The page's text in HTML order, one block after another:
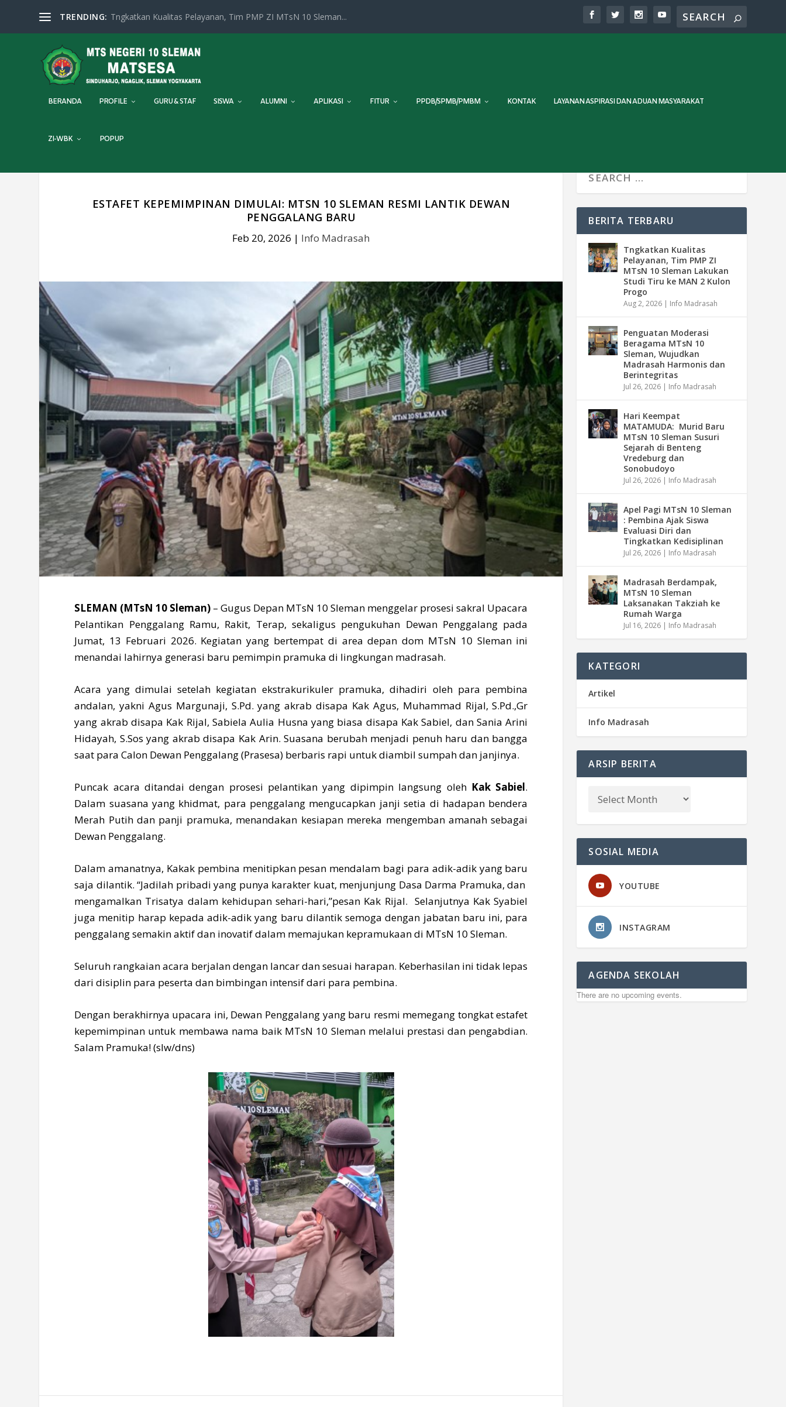
TRENDING: Tngkatkan Kualitas Pelayanan, Tim PMP ZI MTsN 10 Sleman...
BERANDA PROFILE GURU & STAF SISWA ALUMNI APLIKASI FITUR PPDB/SPMB/PMBM KONTAK LAYANAN ASPIRASI DAN ADUAN MASYARAKAT
ZI-WBK POPUP
ESTAFET KEPEMIMPINAN DIMULAI: MTSN 10 SLEMAN RESMI LANTIK DEWAN
PENGGALANG BARU
Feb 20, 2026 | Info Madrasah
SLEMAN (MTsN 10 Sleman) – Gugus Depan MTsN 10 Sleman menggelar prosesi sakral Upacara
Pelantikan Penggalang Ramu, Rakit, Terap, sekaligus pengukuhan Dewan Penggalang pada
Jumat, 13 Februari 2026. Kegiatan yang bertempat di area depan dom MTsN 10 Sleman ini
menandai lahirnya generasi baru pemimpin pramuka di lingkungan madrasah.
Acara yang dimulai setelah kegiatan ekstrakurikuler pramuka, dihadiri oleh para pembina
andalan, yakni Agus Margunaji, S.Pd. yang akrab disapa Kak Agus, Muhammad Rijal, S.Pd.,Gr
yang akrab disapa Kak Rijal, Sabiela Aulia Husna yang biasa disapa Kak Sabiel, dan Sania Arini
Hidayah, S.Sos yang akrab disapa Kak Arin. Suasana berubah menjadi penuh haru dan bangga
saat para Calon Dewan Penggalang (Prasesa) berbaris rapi untuk diambil sumpah dan janjinya.
Puncak acara ditandai dengan prosesi pelantikan yang dipimpin langsung oleh Kak Sabiel.
Dalam suasana yang khidmat, para penggalang mengucapkan janji setia di hadapan bendera
Merah Putih dan panji pramuka, menandakan kesiapan mereka mengemban amanah sebagai
Dewan Penggalang.
Dalam amanatnya, Kakak pembina menitipkan pesan mendalam bagi para adik-adik yang baru
saja dilantik. “Jadilah pribadi yang punya karakter kuat, menjunjung Dasa Darma Pramuka, dan
mengamalkan Trisatya dalam kehidupan sehari-hari,”pesan Kak Rijal. Selanjutnya Kak Syabiel
juga menitip harap kepada adik-adik yang baru dilantik semoga dengan jabatan baru ini, para
penggalang semakin aktif dan inovatif dalam memajukan kepramukaan di MTsN 10 Sleman.
Seluruh rangkaian acara berjalan dengan lancar dan sesuai harapan. Keberhasilan ini tidak lepas
dari disiplin para peserta dan bimbingan intensif dari para pembina.
Dengan berakhirnya upacara ini, Dewan Penggalang yang baru resmi memegang tongkat estafet
kepemimpinan untuk membawa nama baik MTsN 10 Sleman melalui prestasi dan pengabdian.
Salam Pramuka! (slw/dns)
BERITA TERBARU
Tngkatkan Kualitas
Pelayanan, Tim PMP ZI
MTsN 10 Sleman Lakukan
Studi Tiru ke MAN 2 Kulon
Progo
Aug 2, 2026 | Info Madrasah
Penguatan Moderasi
Beragama MTsN 10
Sleman, Wujudkan
Madrasah Harmonis dan
Berintegritas
Jul 26, 2026 | Info Madrasah
Hari Keempat
MATAMUDA: Murid Baru
MTsN 10 Sleman Susuri
Sejarah di Benteng
Vredeburg dan
Sonobudoyo
Jul 26, 2026 | Info Madrasah
Apel Pagi MTsN 10 Sleman
: Pembina Ajak Siswa
Evaluasi Diri dan
Tingkatkan Kedisiplinan
Jul 26, 2026 | Info Madrasah
Madrasah Berdampak,
MTsN 10 Sleman
Laksanakan Takziah ke
Rumah Warga
Jul 16, 2026 | Info Madrasah
KATEGORI
Artikel
Info Madrasah
ARSIP BERITA
SOSIAL MEDIA
YOUTUBE
INSTAGRAM
AGENDA SEKOLAH
There are no upcoming events.